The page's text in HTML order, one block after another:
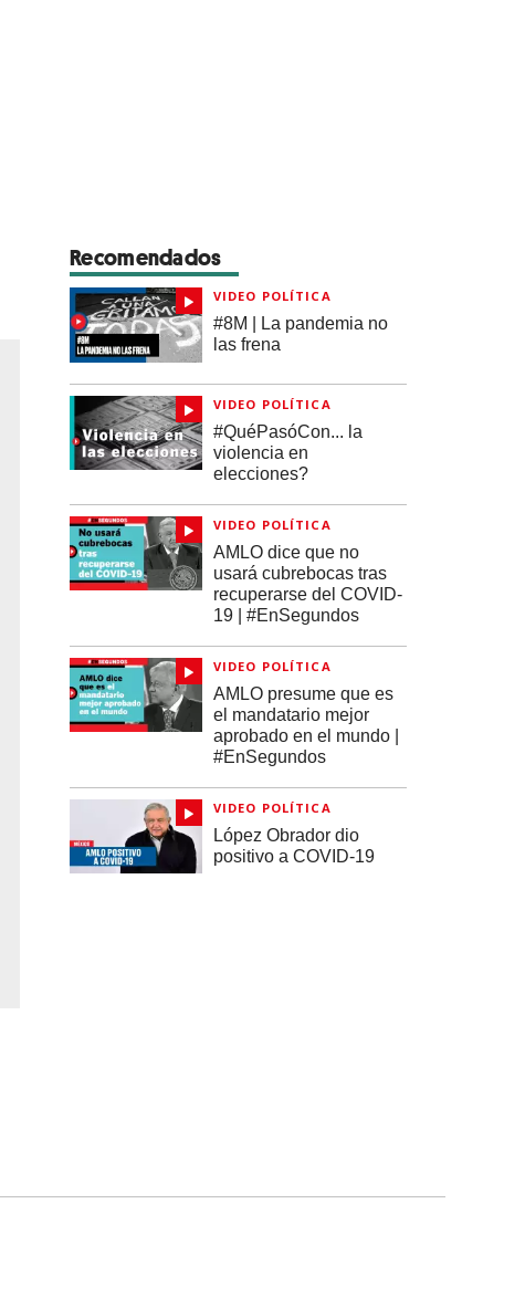
Recomendados
VIDEO POLÍTICA
#8M | La pandemia no
las frena
VIDEO POLÍTICA
#QuéPasóCon... la
violencia en
elecciones?
VIDEO POLÍTICA
AMLO dice que no
usará cubrebocas tras
recuperarse del COVID-
19 | #EnSegundos
VIDEO POLÍTICA
AMLO presume que es
el mandatario mejor
aprobado en el mundo |
#EnSegundos
VIDEO POLÍTICA
López Obrador dio
positivo a COVID-19